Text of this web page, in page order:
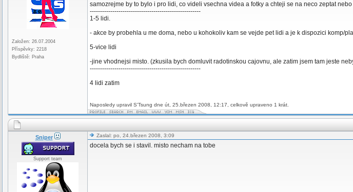
Založen: 26.07.2004
Příspěvky: 2218
Bydliště: Praha
samozrejme by to bylo i pro lidi, co videli vsechna videa a fotky a chteji se na neco zeptat
------------------------------------------------------
1-5 lidi.
- akce by probehla u me doma, nebo u kohokoliv kam se vejde pet lidi a je k dispozici komp/
5-vice lidi
-jine vhodnejsi misto. (zkusila bych domluvit radotinskou cajovnu, ale zatim jsem tam jeste
------------------------------------------------------
4 lidi zatim
Naposledy upravil S'Tsung dne út, 25.březen 2008, 12:17, celkově upraveno 1 krát.
Sniper
Support team
Zaslal: po, 24.březen 2008, 3:09
docela bych se i stavil. misto necham na tobe